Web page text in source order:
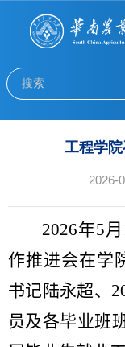
工程学
2026-
2026年5月
作推进会在学
书记陆永超、
员及各毕业班